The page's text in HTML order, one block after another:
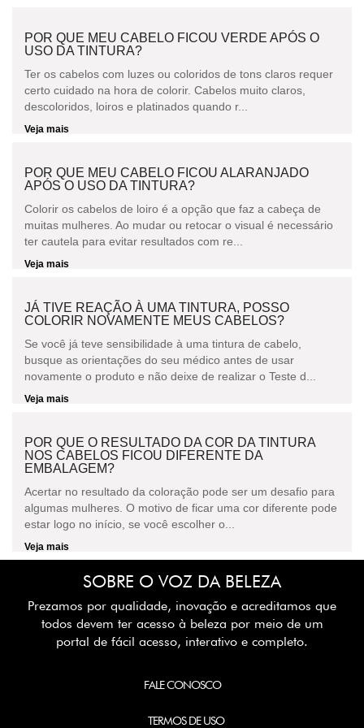
POR QUE MEU CABELO FICOU VERDE APÓS O
USO DA TINTURA?
Ter os cabelos com luzes ou coloridos de tons claros requer
certo cuidado na hora de colorir. Cabelos muito claros,
descoloridos, loiros e platinados quando r...
Veja mais
POR QUE MEU CABELO FICOU ALARANJADO
APÓS O USO DA TINTURA?
Colorir os cabelos de loiro é a opção que faz a cabeça de
muitas mulheres. Ao mudar ou retocar o visual é necessário
ter cautela para evitar resultados com re...
Veja mais
JÁ TIVE REAÇÃO À UMA TINTURA, POSSO
COLORIR NOVAMENTE MEUS CABELOS?
Se você já teve sensibilidade à uma tintura de cabelo,
busque as orientações do seu médico antes de usar
novamente o produto e não deixe de realizar o Teste d...
Veja mais
POR QUE O RESULTADO DA COR DA TINTURA
NOS CABELOS FICOU DIFERENTE DA
EMBALAGEM?
Acertar no resultado da coloração pode ser um desafio para
algumas mulheres. O motivo de ficar uma cor diferente pode
estar logo no início, se você escolher o...
Veja mais
SOBRE O VOZ DA BELEZA
Prezamos por qualidade, inovação e acreditamos que
todos devem ter acesso à beleza por meio de um
portal de fácil acesso, interativo e completo.
FALE CONOSCO
TERMOS DE USO